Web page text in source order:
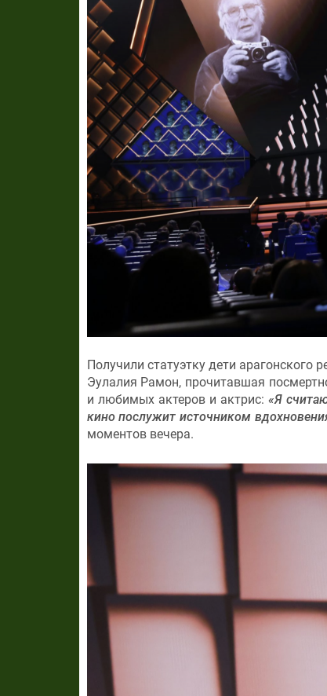
Получили статуэтку дети
Эулалия Рамон, прочитавшая
и любимых актеров и актрис:«Я
кино послужит источником
моментов вечера.